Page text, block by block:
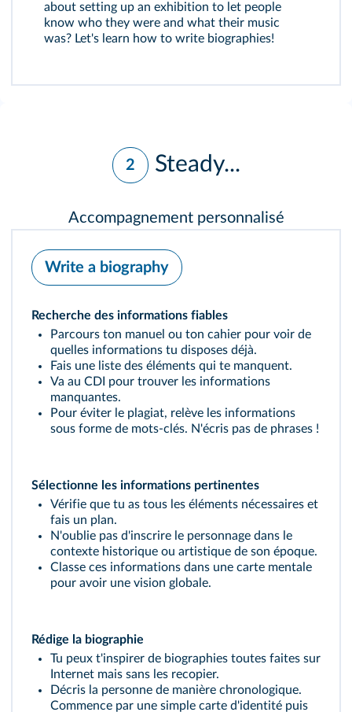
about setting up an exhibition to let people
know who they were and what their music
was? Let's learn how to write biographies!
2 Steady...
Accompagnement personnalisé
Write a biography
Recherche des informations fiables
Parcours ton manuel ou ton cahier pour voir de
quelles informations tu disposes déjà.
Fais une liste des éléments qui te manquent.
Va au CDI pour trouver les informations
manquantes.
Pour éviter le plagiat, relève les informations
sous forme de mots-clés. N'écris pas de phrases !
Sélectionne les informations pertinentes
Vérifie que tu as tous les éléments nécessaires et
fais un plan.
N'oublie pas d'inscrire le personnage dans le
contexte historique ou artistique de son époque.
Classe ces informations dans une carte mentale
pour avoir une vision globale.
Rédige la biographie
Tu peux t'inspirer de biographies toutes faites sur
Internet mais sans les recopier.
Décris la personne de manière chronologique.
Commence par une simple carte d'identité puis